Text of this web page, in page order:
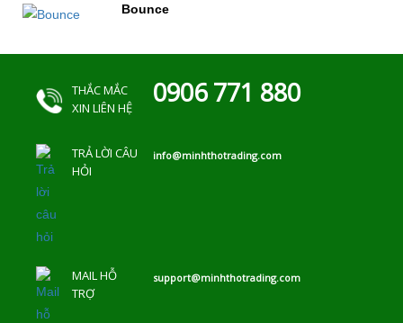
Bounce
THẮC MẮC
XIN LIÊN HỆ
0906 771 880
TRẢ LỜI CÂU
HỎI
info@minhthotrading.com
MAIL HỖ
TRỢ
support@minhthotrading.com